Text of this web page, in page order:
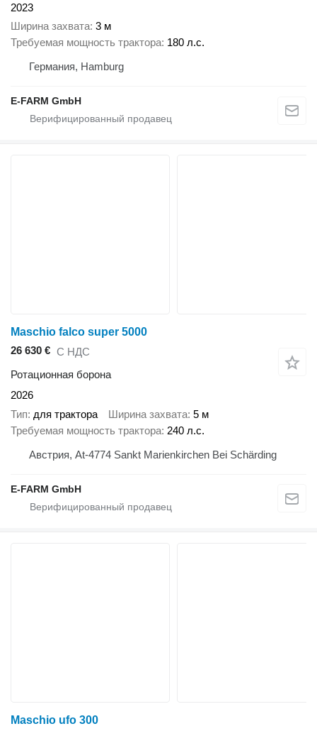
2023
Ширина захвата 3 м
Требуемая мощность трактора 180 л.с.
Германия, Hamburg
E-FARM GmbH
Maschio falco super 5000
26 630 € С НДС
Ротационная борона
2026
Тип для трактора Ширина захвата 5 м
Требуемая мощность трактора 240 л.с.
Австрия, At-4774 Sankt Marienkirchen Bei Schärding
E-FARM GmbH
Maschio ufo 300